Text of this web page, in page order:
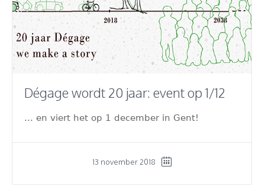
Dégage wordt 20 jaar: event op 1/12
... en viert het op 1 december in Gent!
13 november 2018